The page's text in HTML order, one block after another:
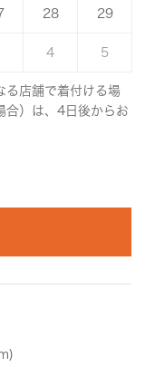
28 29
4 5
る店舗で着付ける場
合）は、4日後からお